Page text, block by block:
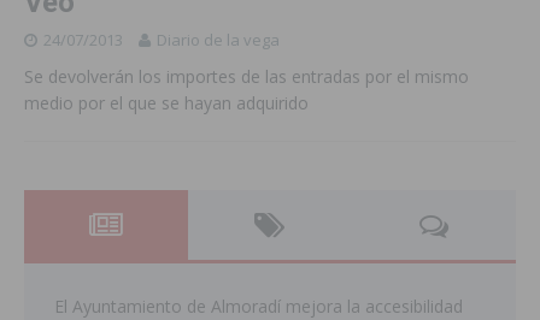
24/07/2013 Diario de la vega
Se devolverán los importes de las entradas por el mismo
medio por el que se hayan adquirido
El Ayuntamiento de Almoradí mejora la accesibilidad